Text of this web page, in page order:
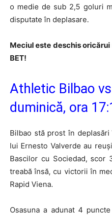
o medie de sub 2,5 goluri
disputate în deplasare.
Meciul este deschis
BET!
Athletic Bilbao
duminică, ora
Bilbao stă prost în
lui Ernesto Valverde au
Bascilor cu Sociedad,
treabă însă, cu victorii în
Rapid Viena.
Osasuna a adunat 4